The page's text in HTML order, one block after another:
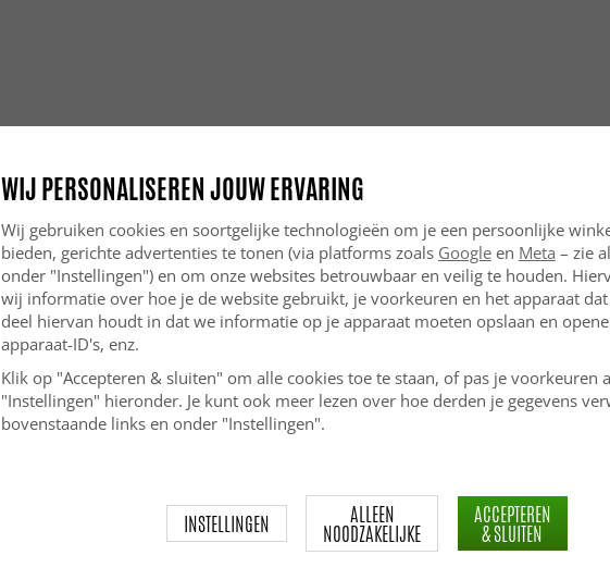
WIJ PERSONALISEREN JOUW ERVARING
Wij gebruiken cookies en soortgelijke technologieën om je een persoonlijke
bieden, gerichte advertenties te tonen (via platforms zoals Googleen Meta – zie
onder "Instellingen") en om onze websites betrouwbaar en veilig te houden.
wij informatie over hoe je de website gebruikt, je voorkeuren en het apparaat
deel hiervan houdt in dat we informatie op je apparaat moeten opslaan en
apparaat-ID's, enz.
Klik op "Accepteren & sluiten" om alle cookies toe te staan, of pas je voorkeuren
"Instellingen" hieronder. Je kunt ook meer lezen over hoe derden je gegevens
bovenstaande links en onder "Instellingen".
INSTELLINGEN ALLEEN
NOODZAKELIJKE
ACCEPTEREN
& SLUITEN